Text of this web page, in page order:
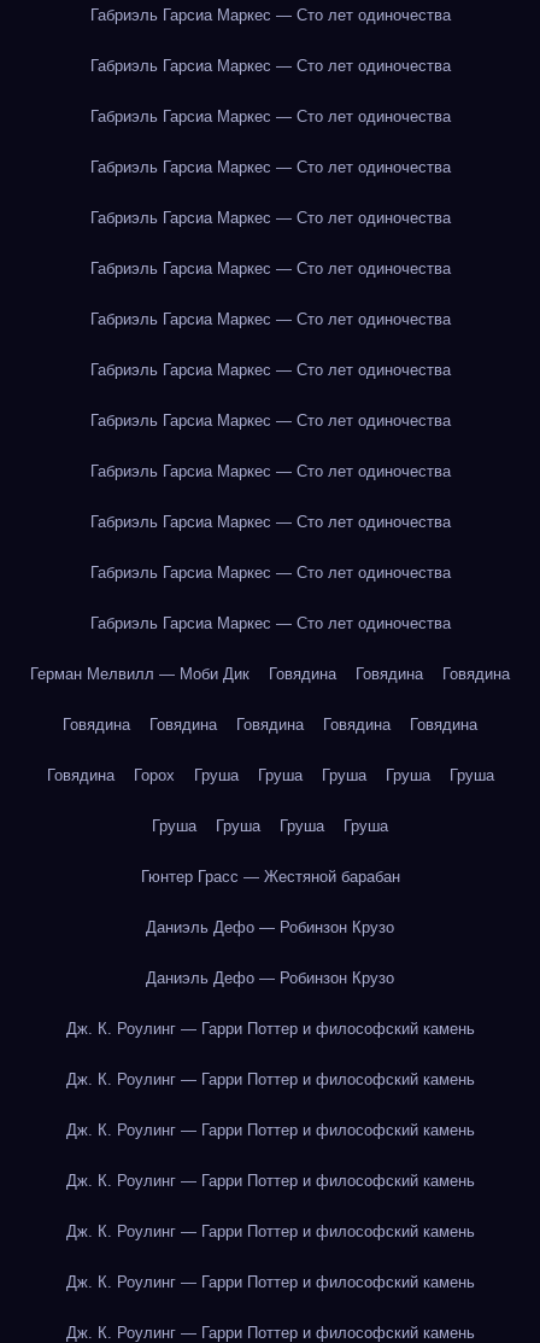
Габриэль Гарсиа Маркес — Сто лет одиночества
Габриэль Гарсиа Маркес — Сто лет одиночества
Габриэль Гарсиа Маркес — Сто лет одиночества
Габриэль Гарсиа Маркес — Сто лет одиночества
Габриэль Гарсиа Маркес — Сто лет одиночества
Габриэль Гарсиа Маркес — Сто лет одиночества
Габриэль Гарсиа Маркес — Сто лет одиночества
Габриэль Гарсиа Маркес — Сто лет одиночества
Габриэль Гарсиа Маркес — Сто лет одиночества
Габриэль Гарсиа Маркес — Сто лет одиночества
Габриэль Гарсиа Маркес — Сто лет одиночества
Габриэль Гарсиа Маркес — Сто лет одиночества
Габриэль Гарсиа Маркес — Сто лет одиночества
Герман Мелвилл — Моби Дик Говядина Говядина Говядина
Говядина Говядина Говядина Говядина Говядина
Говядина Горох Груша Груша Груша Груша Груша
Груша Груша Груша Груша
Гюнтер Грасс — Жестяной барабан
Даниэль Дефо — Робинзон Крузо
Даниэль Дефо — Робинзон Крузо
Дж. К. Роулинг — Гарри Поттер и философский камень
Дж. К. Роулинг — Гарри Поттер и философский камень
Дж. К. Роулинг — Гарри Поттер и философский камень
Дж. К. Роулинг — Гарри Поттер и философский камень
Дж. К. Роулинг — Гарри Поттер и философский камень
Дж. К. Роулинг — Гарри Поттер и философский камень
Дж. К. Роулинг — Гарри Поттер и философский камень